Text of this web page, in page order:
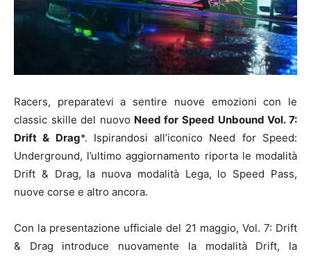
Racers, preparatevi a sentire nuove emozioni con le
classic skille del nuovo Need for Speed Unbound Vol. 7:
Drift & Drag*. Ispirandosi all’iconico Need for Speed:
Underground, l’ultimo aggiornamento riporta le modalità
Drift & Drag, la nuova modalità Lega, lo Speed Pass,
nuove corse e altro ancora.
Con la presentazione ufficiale del 21 maggio, Vol. 7: Drift
& Drag introduce nuovamente la modalità Drift, la